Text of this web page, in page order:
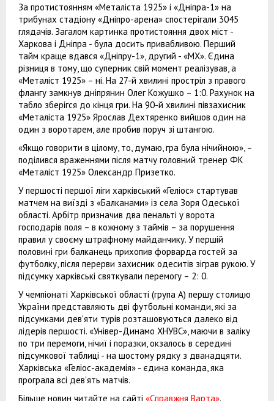
За протистоянням «Металіста 1925» і «Дніпра-1» на
трибунах стадіону «Дніпро-арена» спостерігали 3045
глядачів. Загалом картинка протистояння двох міст -
Харкова і Дніпра - була досить привабливою. Перший
тайм краще вдався «Дніпру-1», другий - «МХ». Єдина
різниця в тому, що суперник свій момент реалізував, а
«Металіст 1925» – ні. На 27-й хвилині простріл з правого
флангу замкнув дніпрянин Олег Кожушко – 1:0. Рахунок на
табло зберігся до кінця гри. На 90-й хвилині півзахисник
«Металіста 1925» Ярослав Дехтяренко вийшов один на
один з воротарем, але пробив поруч зі штангою.
«Якщо говорити в цілому, то, думаю, гра була нічийною», –
поділився враженнями після матчу головний тренер ФК
«Металіст 1925» Олександр Призетко.
У першості першої ліги харківський «Геліос» стартував
матчем на виїзді з «Балканами» із села Зоря Одеської
області. Арбітр призначив два пенальті у ворота
господарів поля – в кожному з таймів – за порушення
правил у своєму штрафному майданчику. У першій
половині гри балканець прихопив форварда гостей за
футболку, після перерви захисник одеситів зіграв рукою. У
підсумку харківські святкували перемогу – 2: 0.
У чемпіонаті Харківської області (група А) першу столицю
України представляють дві футбольні команди, які за
підсумками дев'яти турів розташовуються далеко від
лідерів першості. «Універ-Динамо ХНУВС», маючи в заліку
по три перемоги, нічиї і поразки, окзалось в середині
підсумкової таблиці - на шостому рядку з дванадцяти.
Харківська «Геліос-академія» - єдина команда, яка
програла всі дев'ять матчів.
Більше новин читайте на сайті «Справжня Варта».